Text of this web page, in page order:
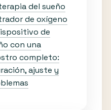
del sueño
de oxígeno
de
con una
completo:
ajuste y